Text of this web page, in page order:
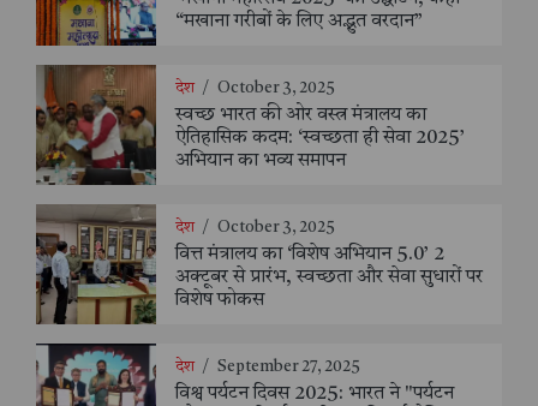
“मखाना गरीबों के लिए अद्भुत वरदान”
देश / October 3, 2025
स्वच्छ भारत की ओर वस्त्र मंत्रालय का
ऐतिहासिक कदम: ‘स्वच्छता ही सेवा 2025’
अभियान का भव्य समापन
देश / October 3, 2025
वित्त मंत्रालय का ‘विशेष अभियान 5.0’ 2
अक्टूबर से प्रारंभ, स्वच्छता और सेवा सुधारों पर
विशेष फोकस
देश / September 27, 2025
विश्व पर्यटन दिवस 2025: भारत ने "पर्यटन